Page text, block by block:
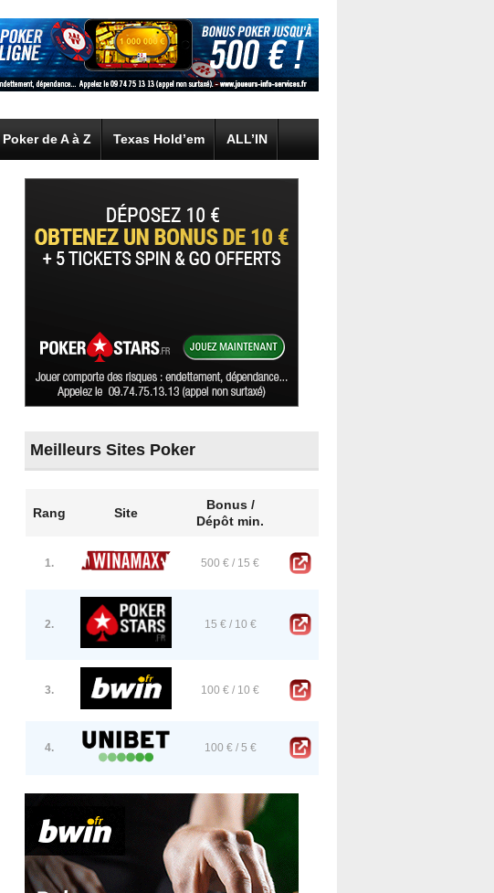
Poker de A à Z Texas Hold’em ALL’IN
Meilleurs Sites Poker
Rang Site
Bonus /
Dépôt min.
1. 500 € / 15 €
2. 15 € / 10 €
3. 100 € / 10 €
4. 100 € / 5 €